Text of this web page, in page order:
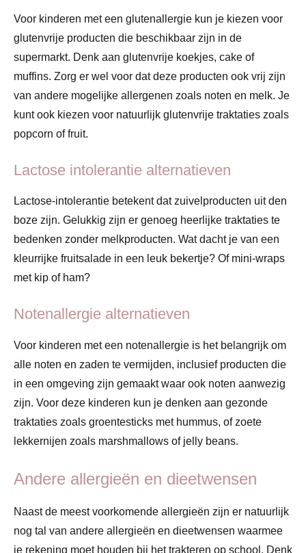
Voor kinderen met een glutenallergie kun je kiezen voor
glutenvrije producten die beschikbaar zijn in de
supermarkt. Denk aan glutenvrije koekjes, cake of
muffins. Zorg er wel voor dat deze producten ook vrij zijn
van andere mogelijke allergenen zoals noten en melk. Je
kunt ook kiezen voor natuurlijk glutenvrije traktaties zoals
popcorn of fruit.
Lactose intolerantie alternatieven
Lactose-intolerantie betekent dat zuivelproducten uit den
boze zijn. Gelukkig zijn er genoeg heerlijke traktaties te
bedenken zonder melkproducten. Wat dacht je van een
kleurrijke fruitsalade in een leuk bekertje? Of mini-wraps
met kip of ham?
Notenallergie alternatieven
Voor kinderen met een notenallergie is het belangrijk om
alle noten en zaden te vermijden, inclusief producten die
in een omgeving zijn gemaakt waar ook noten aanwezig
zijn. Voor deze kinderen kun je denken aan gezonde
traktaties zoals groentesticks met hummus, of zoete
lekkernijen zoals marshmallows of jelly beans.
Andere allergieën en dieetwensen
Naast de meest voorkomende allergieën zijn er natuurlijk
nog tal van andere allergieën en dieetwensen waarmee
je rekening moet houden bij het trakteren op school. Denk